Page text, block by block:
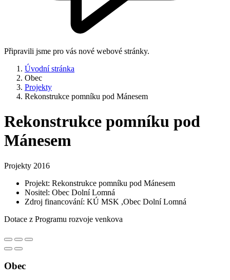
Připravili jsme pro vás nové webové stránky.
Úvodní stránka
Obec
Projekty
Rekonstrukce pomníku pod Mánesem
Rekonstrukce pomníku pod
Mánesem
Projekty 2016
Projekt: Rekonstrukce pomníku pod Mánesem
Nositel: Obec Dolní Lomná
Zdroj financování: KÚ MSK ,Obec Dolní Lomná
Dotace z Programu rozvoje venkova
Obec